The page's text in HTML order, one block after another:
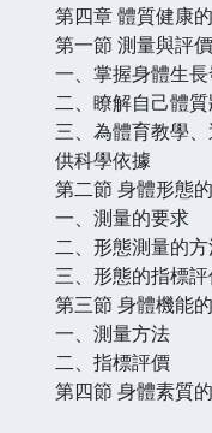
第四章 體質健康
第一節 測量與評
一、掌握身體生
二、瞭解自己體
三、為體育教學
供科學依據
第二節 身體形態
一、測量的要求
二、形態測量的
三、形態的指標
第三節 身體機能
一、測量方法
二、指標評價
第四節 身體素質